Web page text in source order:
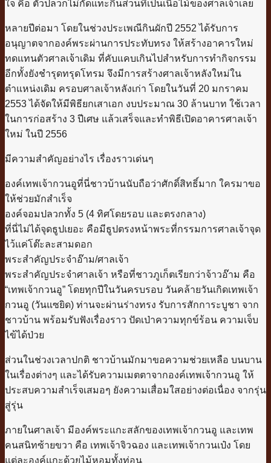
ใจ คือ ตัวปลวกไม่กัดแทะกินส่วนที่เป็นเนื้อไม้ของศาลเจ้าเลย
หลายปีต่อมา โดยในช่วงประเพณีกินผักปี 2552 ได้รับการ
อนุญาตจากองค์พระผ่านการประทับทรง ให้สร้างอาคารใหม่
ทดแทนตัวศาลเจ้าเดิม ที่คับแคบเกินไปสำหรับการทำกิจกรรม
อีกทั้งยังชำรุดทรุดโทรม จึงมีการสร้างศาลเจ้าหลังใหม่ใน
ตำแหน่งเดิม ครอบศาลเจ้าหลังเก่า โดยในวันที่ 20 มกราคม
2553 ได้จัดให้มีพิธียกเสาเอก งบประมาณ 30 ล้านบาท ใช้เวลา
ในการก่อสร้าง 3 ปีเศษ แล้วเสร็จและทำพิธีเปิดอาคารศาลเจ้า
ใหม่ ในปี 2556
มีความสำคัญอย่างไร เรื่องราวเด่นๆ
องค์เทพเจ้ากวนอูที่นี่ชาวบ้านนับถือว่าศักดิ์สิทธิ์มาก ใครมาขอ
ให้ช่วยมักสำเร็จ
องค์จอมปลวกทั้ง 5 (4 ทิศโดยรอบ และตรงกลาง)
ที่นี่ไม่ได้จุดธูปเยอะ คือมีธูปตรงหน้าพระที่กรรมการศาลเจ้าจุด
ไว้แค่โต๊ะละสามดอก
พระสำคัญประจำอ๊าม/ศาลเจ้า
พระสำคัญประจำศาลเจ้า หรือที่ชาวภูเก็ตเรียกว่าจ้าวอ๊าม คือ
“เทพเจ้ากวนอู” โดยทุกปีในวันครบรอบ วันคล้ายวันเกิดเทพเจ้า
กวนอู (วันแซยิด) ท่านจะผ่านร่างทรง รับการสักการะบูชา จาก
ชาวบ้าน พร้อมรับฟังเรื่องราว ปัดเป่าความทุกข์ร้อน ความเจ็บ
ไข้ได้ป่วย
ส่วนในช่วงเวลาปกติ ชาวบ้านมักมาขอความช่วยเหลือ บนบาน
ในเรื่องต่างๆ และได้รับความเมตตาจากองค์เทพเจ้ากวนอู ให้
ประสบความสำเร็จเสมอๆ ยังความเสื่อมใสอย่างต่อเนื่อง จากรุ่น
สู่รุ่น
ภายในศาลเจ้า มีองค์พระแกะสลักของเทพเจ้ากวนอู และเทพ
คนสนิทซ้ายขวา คือ เทพเจ้าจิวฉอง และเทพเจ้ากวนเป๋ง โดย
แต่ละองค์แกะด้วยไม้หอมทั้งท่อน